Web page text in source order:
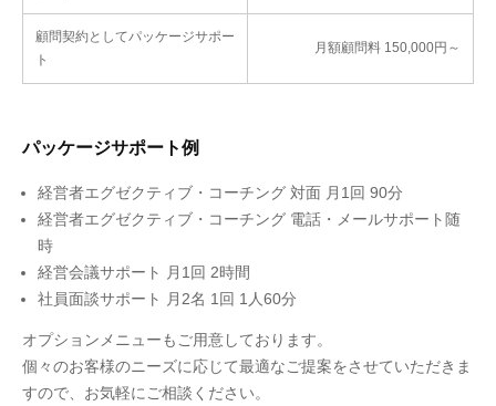
顧問契約としてパッケージサポー
ト
月額顧問料 150,000円～
パッケージサポート例
経営者エグゼクティブ・コーチング 対面 月1回 90分
経営者エグゼクティブ・コーチング 電話・メールサポート随
時
経営会議サポート 月1回 2時間
社員面談サポート 月2名 1回 1人60分
オプションメニューもご用意しております。
個々のお客様のニーズに応じて最適なご提案をさせていただきま
すので、お気軽にご相談ください。